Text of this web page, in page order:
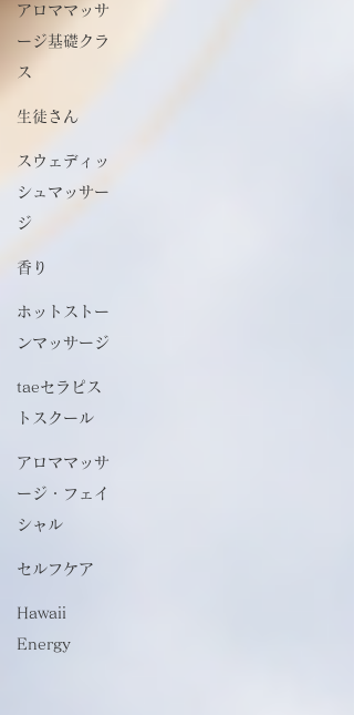
アロママッサ
ージ基礎クラ
ス
生徒さん
スウェディッ
シュマッサー
ジ
香り
ホットストー
ンマッサージ
taeセラピス
トスクール
アロママッサ
ージ・フェイ
シャル
セルフケア
Hawaii
Energy